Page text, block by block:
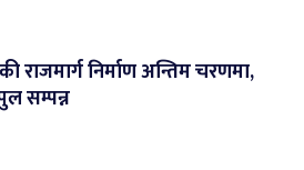
राजमार्ग निर्माण अन्तिम चरणमा,
सम्पन्न